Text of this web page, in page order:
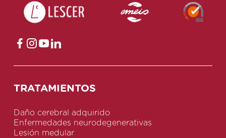
TRATAMIENTOS
Daño cerebral adquirido
Enfermedades neurodegenerativas
Lesión medular